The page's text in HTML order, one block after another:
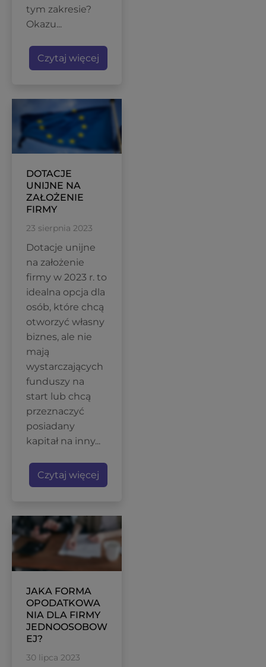
tym zakresie?
Okazu...
Czytaj więcej
DOTACJE
UNIJNE NA
ZAŁOŻENIE
FIRMY
23 sierpnia 2023
Dotacje unijne
na założenie
firmy w 2023 r. to
idealna opcja dla
osób, które chcą
otworzyć własny
biznes, ale nie
mają
wystarczających
funduszy na
start lub chcą
przeznaczyć
posiadany
kapitał na inny...
Czytaj więcej
JAKA FORMA
OPODATKOWA
NIA DLA FIRMY
JEDNOOSOBOW
EJ?
30 lipca 2023